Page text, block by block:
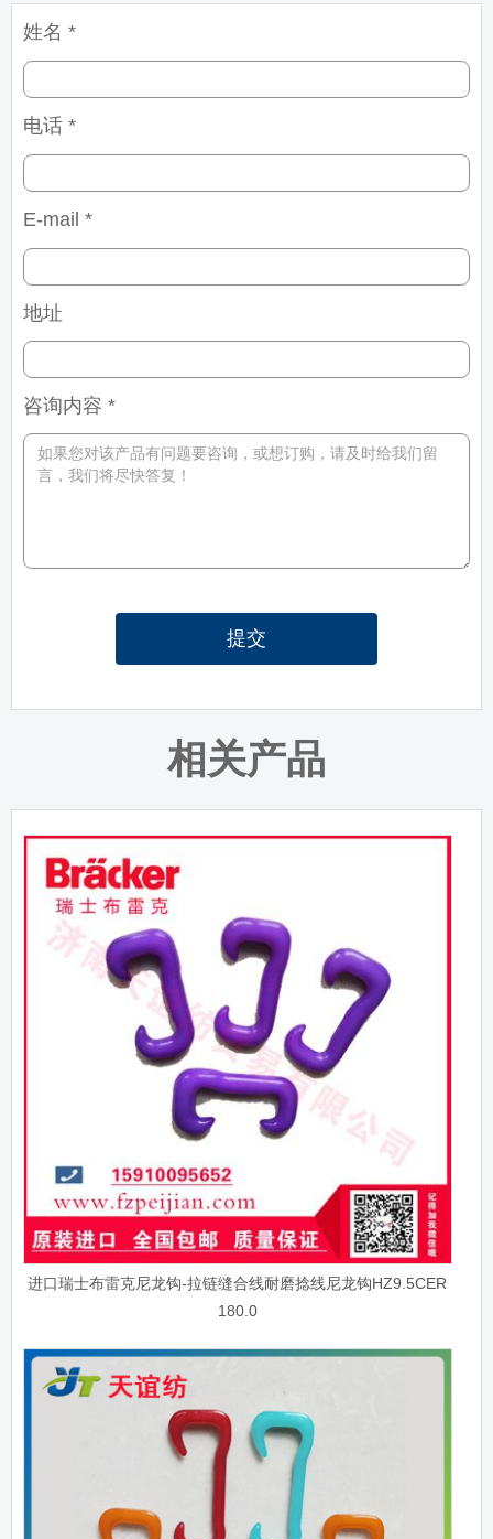
姓名 *
电话 *
E-mail *
地址
咨询内容 *
提交
相关产品
进口瑞士布雷克尼龙钩-拉链缝合线耐磨捻线尼龙钩HZ9.5CER
180.0